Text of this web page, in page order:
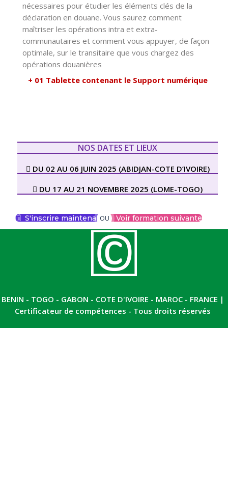
nécessaires pour étudier les éléments clés de la
déclaration en douane. Vous saurez comment
maîtriser les opérations intra et extra-
communautaires et comment vous appuyer, de façon
optimale, sur le transitaire que vous chargez des
opérations douanières
+ 01 Tablette contenant le Support numérique
NOS DATES ET LIEUX
 DU 02 AU 06 JUIN 2025 (ABIDJAN-COTE D’IVOIRE)
 DU 17 AU 21 NOVEMBRE 2025 (LOME-TOGO)
S'inscrire maintenantOU Voir formation suivante
BENIN - TOGO - GABON - COTE D'IVOIRE - MAROC - FRANCE |
Certificateur de compétences - Tous droits réservés